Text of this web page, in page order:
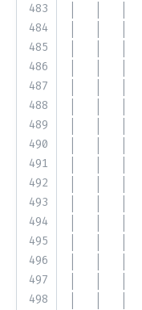
483
484
485
486
487
488
489
490
491
492
493
494
495
496
497
498
│   │   │
│   │   │
│   │   │
│   │   │
│   │   │
│   │   │
│   │   │
│   │   │
│   │   │
│   │   │
│   │   │
│   │   │
│   │   │
│   │   │
│   │   │
│   │   │